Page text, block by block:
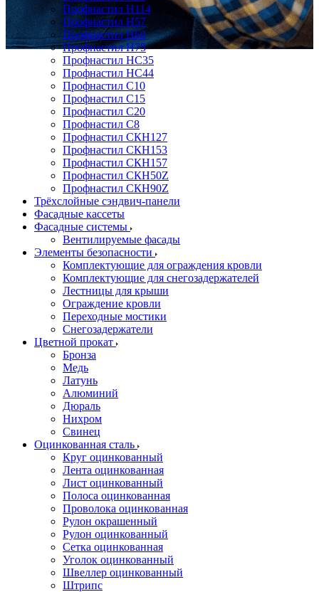
Профнастил Н114
Профнастил Н57
Профнастил Н60
Профнастил Н75
Профнастил НС35
Профнастил НС44
Профнастил С10
Профнастил С15
Профнастил С20
Профнастил С8
Профнастил СКН127
Профнастил СКН153
Профнастил СКН157
Профнастил СКН50Z
Профнастил СКН90Z
Трёхслойные сэндвич-панели
Фасадные кассеты
Фасадные системы
Вентилируемые фасады
Элементы безопасности
Комплектующие для ограждения кровли
Комплектующие для снегозадержателей
Лестницы для крыши
Ограждение кровли
Переходные мостики
Снегозадержатели
Цветной прокат
Бронза
Медь
Латунь
Алюминий
Дюраль
Нихром
Свинец
Оцинкованная сталь
Круг оцинкованный
Лента оцинкованная
Лист оцинкованный
Полоса оцинкованная
Проволока оцинкованная
Рулон окрашенный
Рулон оцинкованный
Сетка оцинкованная
Уголок оцинкованный
Швеллер оцинкованный
Штрипс